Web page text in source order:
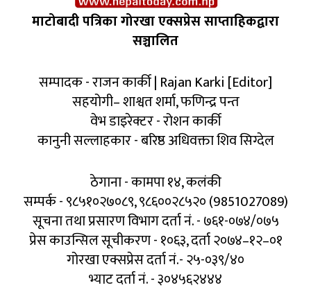
माटोबादी पत्रिका गोरखा एक्सप्रेस साप्ताहिकद्वारा
सञ्चालित
सम्पादक - राजन कार्की | Rajan Karki [Editor]
सहयोगी– शाश्वत शर्मा, फणिन्द्र पन्त
वेभ डाइरेक्टर - रोशन कार्की
कानुनी सल्लाहकार - बरिष्ठ अधिवक्ता शिव सिग्देल
ठेगाना - कामपा १४, कलंकी
सम्पर्क - ९८५१०२७०८९, ९८६००२८५२० (9851027089)
सूचना तथा प्रसारण विभाग दर्ता नं. - ७६१-०७४/०७५
प्रेस काउन्सिल सूचीकरण - १०६३, दर्ता २०७४–१२–०१
गोरखा एक्सप्रेस दर्ता नं.- २५-०३९/४०
भ्याट दर्ता नं. - ३०४५६२४४४